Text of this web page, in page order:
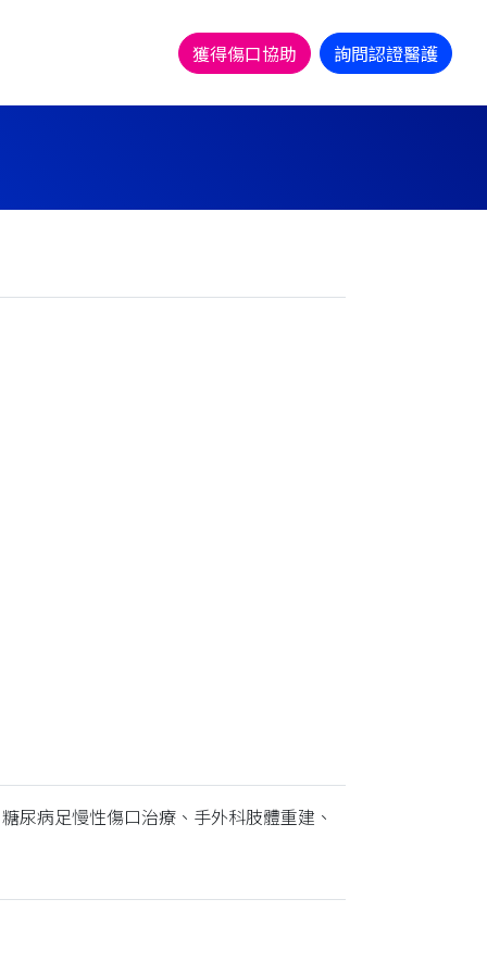
獲得傷口協助 詢問認證醫護
尿病足慢性傷口治療、手外科肢體重建、